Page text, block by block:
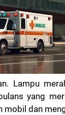
Lampu
yang
dan